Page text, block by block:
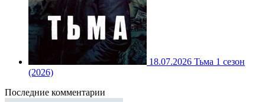
18.07.2026 Тьма 1 сезон
(2026)
Последние комментарии